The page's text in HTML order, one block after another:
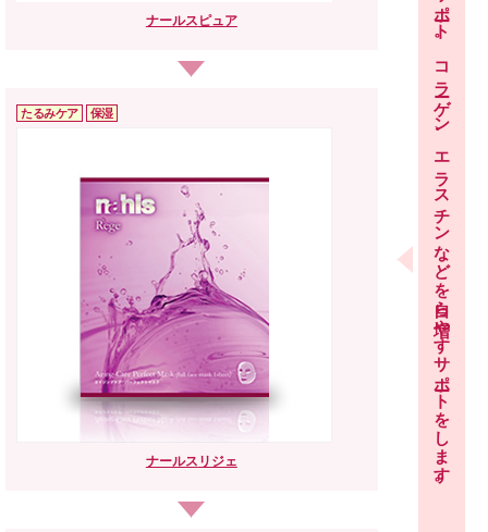
ナールス ピュア
たるみケア 保湿
ナールス リジェ コラーゲン、エラスチンなどを自ら増やすサポートをします。